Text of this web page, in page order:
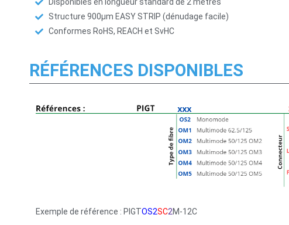
Structure 900µm EASY STRIP (dénudage facile)
Conformes RoHS, REACH et SvHC
RÉFÉRENCES DISPONIBLES
Exemple de référence : PIGTOS2SC2M-12C